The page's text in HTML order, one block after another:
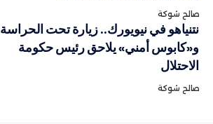
صالح شوكة
نتنياهو في نيويورك.. زيارة تحت الحراسة
و«كابوس أمني» يلاحق رئيس حكومة
الاحتلال
صالح شوكة